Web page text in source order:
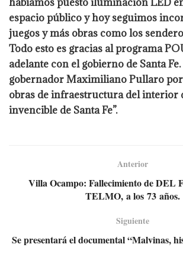
espacio público y hoy seguimos
juegos y más obras como los
Todo esto es gracias al programa
adelante con el gobierno de Santa
gobernador Maximiliano Pullaro por
obras de infraestructura del interior
invencible de Santa Fe”.
Anterior
Villa Ocampo: Fallecimiento de DEL
TELMO, a los 73 años.
Siguiente
Se presentará el documental “Malvinas,